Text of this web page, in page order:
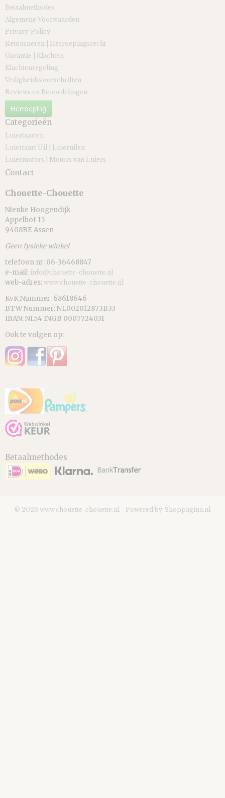
Betaalmethodes
Algemene Voorwaarden
Privacy Policy
Retourneren | Herroepingsrecht
Garantie | Klachten
Klachtenregeling
Veiligheidsvoorschriften
Reviews en Beoordelingen
Herroeping
Categorieën
Luiertaarten
Luiertaart Uil | Luieruilen
Luiermotors | Motors van Luiers
Contact
Chouette-Chouette
Nienke Hoogendijk
Appelhof 15
9408BE Assen
Geen fysieke winkel
telefoon nr: 06-36468847
e-mail: info@chouette-chouette.nl
web-adres: www.chouette-chouette.nl
KvK Nummer: 68618646
BTW Nummer: NL002012873B33
IBAN: NL54 INGB 0007724031
Ook te volgen op:
Betaalmethodes
© 2026 www.chouette-chouette.nl - Powered by Shoppagina.nl